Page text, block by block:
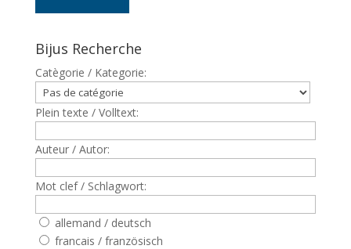
Bijus Recherche
Catègorie / Kategorie:
Plein texte / Volltext:
Auteur / Autor:
Mot clef / Schlagwort:
allemand / deutsch
francais / französisch